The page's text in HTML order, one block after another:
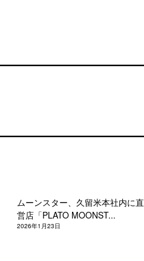
ムーンスター、久留米本社内に直
営店「PLATO MOONST...
2026年1月23日